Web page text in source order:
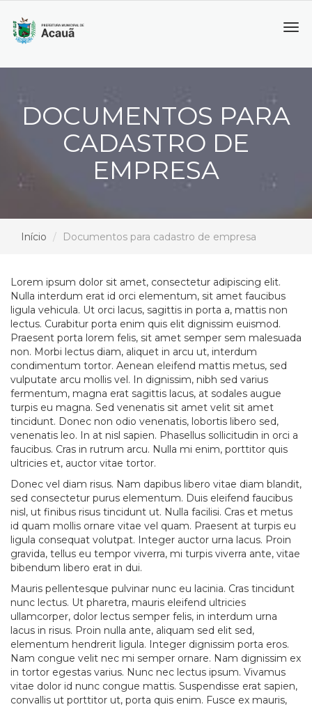
DOCUMENTOS PARA
CADASTRO DE
EMPRESA
Início Documentos para cadastro de empresa
Lorem ipsum dolor sit amet, consectetur adipiscing elit.
Nulla interdum erat id orci elementum, sit amet faucibus
ligula vehicula. Ut orci lacus, sagittis in porta a, mattis non
lectus. Curabitur porta enim quis elit dignissim euismod.
Praesent porta lorem felis, sit amet semper sem malesuada
non. Morbi lectus diam, aliquet in arcu ut, interdum
condimentum tortor. Aenean eleifend mattis metus, sed
vulputate arcu mollis vel. In dignissim, nibh sed varius
fermentum, magna erat sagittis lacus, at sodales augue
turpis eu magna. Sed venenatis sit amet velit sit amet
tincidunt. Donec non odio venenatis, lobortis libero sed,
venenatis leo. In at nisl sapien. Phasellus sollicitudin in orci a
faucibus. Cras in rutrum arcu. Nulla mi enim, porttitor quis
ultricies et, auctor vitae tortor.
Donec vel diam risus. Nam dapibus libero vitae diam blandit,
sed consectetur purus elementum. Duis eleifend faucibus
nisl, ut finibus risus tincidunt ut. Nulla facilisi. Cras et metus
id quam mollis ornare vitae vel quam. Praesent at turpis eu
ligula consequat volutpat. Integer auctor urna lacus. Proin
gravida, tellus eu tempor viverra, mi turpis viverra ante, vitae
bibendum libero erat in dui.
Mauris pellentesque pulvinar nunc eu lacinia. Cras tincidunt
nunc lectus. Ut pharetra, mauris eleifend ultricies
ullamcorper, dolor lectus semper felis, in interdum urna
lacus in risus. Proin nulla ante, aliquam sed elit sed,
elementum hendrerit ligula. Integer dignissim porta eros.
Nam congue velit nec mi semper ornare. Nam dignissim ex
in tortor egestas varius. Nunc nec lectus ipsum. Vivamus
vitae dolor id nunc congue mattis. Suspendisse erat sapien,
convallis ut porttitor ut, porta quis enim. Fusce ex mauris,